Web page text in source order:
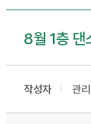
8월 1층 댄
작성자 관